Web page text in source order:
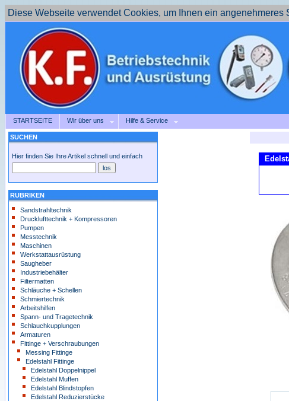
Diese Webseite verwendet Cookies, um Ihnen ein angenehmeres
STARTSEITE Wir über uns Hilfe & Service
SUCHEN
Hier finden Sie Ihre Artikel schnell und einfach
RUBRIKEN
Sandstrahltechnik
Drucklufttechnik + Kompressoren
Pumpen
Messtechnik
Maschinen
Werkstattausrüstung
Saugheber
Industriebehälter
Filtermatten
Schläuche + Schellen
Schmiertechnik
Arbeitshilfen
Spann- und Tragetechnik
Schlauchkupplungen
Armaturen
Fittinge + Verschraubungen
Messing Fittinge
Edelstahl Fittinge
Edelstahl Doppelnippel
Edelstahl Muffen
Edelstahl Blindstopfen
Edelstahl Reduzierstücke